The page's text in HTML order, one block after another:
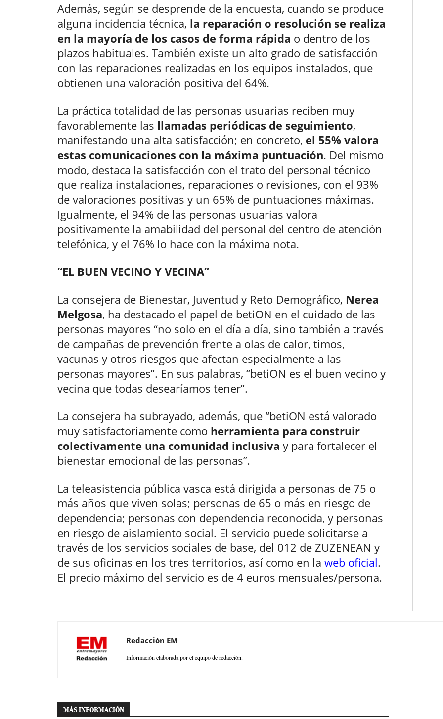
Además, según se desprende de la encuesta, cuando se produce
alguna incidencia técnica, la reparación o resolución se realiza
en la mayoría de los casos de forma rápida o dentro de los
plazos habituales. También existe un alto grado de satisfacción
con las reparaciones realizadas en los equipos instalados, que
obtienen una valoración positiva del 64%.
La práctica totalidad de las personas usuarias reciben muy
favorablemente las llamadas periódicas de seguimiento,
manifestando una alta satisfacción; en concreto, el 55% valora
estas comunicaciones con la máxima puntuación. Del mismo
modo, destaca la satisfacción con el trato del personal técnico
que realiza instalaciones, reparaciones o revisiones, con el 93%
de valoraciones positivas y un 65% de puntuaciones máximas.
Igualmente, el 94% de las personas usuarias valora
positivamente la amabilidad del personal del centro de atención
telefónica, y el 76% lo hace con la máxima nota.
“EL BUEN VECINO Y VECINA”
La consejera de Bienestar, Juventud y Reto Demográfico, Nerea
Melgosa, ha destacado el papel de betiON en el cuidado de las
personas mayores “no solo en el día a día, sino también a través
de campañas de prevención frente a olas de calor, timos,
vacunas y otros riesgos que afectan especialmente a las
personas mayores”. En sus palabras, “betiON es el buen vecino y
vecina que todas desearíamos tener”.
La consejera ha subrayado, además, que “betiON está valorado
muy satisfactoriamente como herramienta para construir
colectivamente una comunidad inclusiva y para fortalecer el
bienestar emocional de las personas”.
La teleasistencia pública vasca está dirigida a personas de 75 o
más años que viven solas; personas de 65 o más en riesgo de
dependencia; personas con dependencia reconocida, y personas
en riesgo de aislamiento social. El servicio puede solicitarse a
través de los servicios sociales de base, del 012 de ZUZENEAN y
de sus oficinas en los tres territorios, así como en la web oficial.
El precio máximo del servicio es de 4 euros mensuales/persona.
Redacción EM
Información elaborada por el equipo de redacción.
MÁS INFORMACIÓN